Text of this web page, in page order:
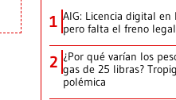
1 AIG: Licencia digital
pero falta el freno legal
2 ¿Por qué varían los
gas de 25 libras?
polémica